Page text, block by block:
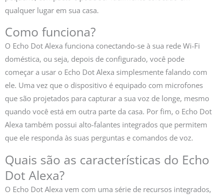
qualquer lugar em sua casa.
Como funciona?
O Echo Dot Alexa funciona conectando-se à sua rede Wi-Fi
doméstica, ou seja, depois de configurado, você pode
começar a usar o Echo Dot Alexa simplesmente falando com
ele. Uma vez que o dispositivo é equipado com microfones
que são projetados para capturar a sua voz de longe, mesmo
quando você está em outra parte da casa. Por fim, o Echo Dot
Alexa também possui alto-falantes integrados que permitem
que ele responda às suas perguntas e comandos de voz.
Quais são as características do Echo
Dot Alexa?
O Echo Dot Alexa vem com uma série de recursos integrados,